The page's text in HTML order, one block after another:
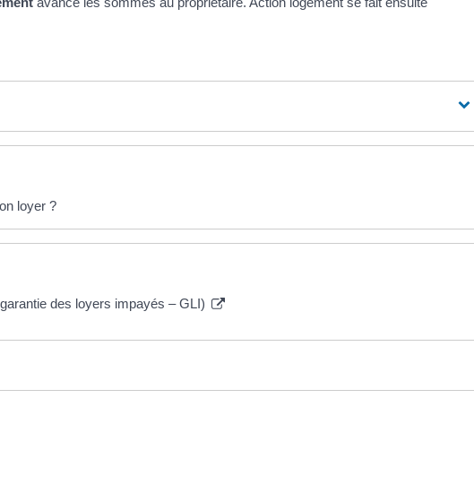
loyer ?
des loyers impayés – GLI)